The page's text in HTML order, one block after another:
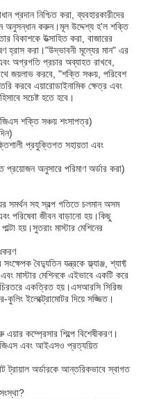
প্রদান নিশ্চিত করা, ব্যবহারকারীদের
অনুসন্ধান করুন।মূল উদ্দেশ্য হ'ল শক্তি
বিকাশকে উত্সাহিত করা, বাজারের
হ্রাস করা।"উদ্ভাবনী মূল্যের মান" এর
অগ্রগতি প্রচার অব্যাহত রাখবে,
জয়লাভ করবে, "শক্তি সঞ্চয়, পরিবেশ
করবে এয়ারোডাইনামিক ক্ষেত্র এবং
সচেষ্ট হতে হবে।
শক্তি সঞ্চয় শংসাপত্র)
প্রযুক্তিগত সহায়তা এবং
অনুসারে পরিমাণ অর্ডার করা)
সমর্থন সহ স্বল্প গতিতে চলমান অসম
পরিষেবা জীবন বাড়ানো হয়।কিছু
হয়।সুতরাং মাস্টার মেশিনের
বৈদ্যুতিন যন্ত্রকে ফ্ল্যাঞ্জ, শ্যাফ্ট
মাস্টার মেশিনকে এইভাবে একটি করে
চিরতরে একত্রিত হয়।এসআরসি সিরিজ
কুলিং ইলেক্ট্রোমোটর দিয়ে সজ্জিত।
কম্প্রেসার শিল্পে বিশেষীকরণ।
এবং আইএসও প্রত্যয়িত
ট্রায়াল অর্ডারকে আন্তরিকভাবে স্বাগত